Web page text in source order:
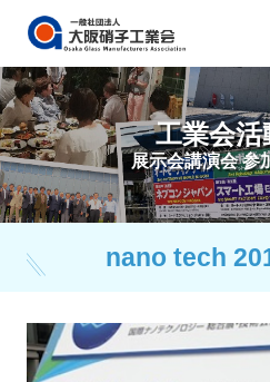
工業会活
展示会講演会 参
nano tech